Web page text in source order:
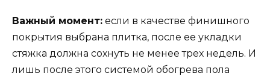
Важный момент: если в качестве финишного
покрытия выбрана плитка, после ее укладки
стяжка должна сохнуть не менее трех недель. И
лишь после этого системой обогрева пола